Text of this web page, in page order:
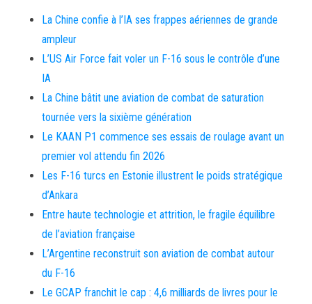
La Chine confie à l’IA ses frappes aériennes de grande
ampleur
L’US Air Force fait voler un F-16 sous le contrôle d’une
IA
La Chine bâtit une aviation de combat de saturation
tournée vers la sixième génération
Le KAAN P1 commence ses essais de roulage avant un
premier vol attendu fin 2026
Les F-16 turcs en Estonie illustrent le poids stratégique
d’Ankara
Entre haute technologie et attrition, le fragile équilibre
de l’aviation française
L’Argentine reconstruit son aviation de combat autour
du F-16
Le GCAP franchit le cap : 4,6 milliards de livres pour le